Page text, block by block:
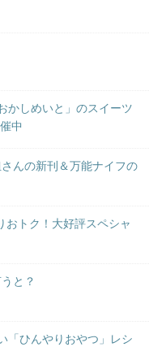
かしめいと」のスイーツ
中
んの新刊＆万能ナイフの
おトク！大好評スペシャ
と？
「ひんやりおやつ」レシ